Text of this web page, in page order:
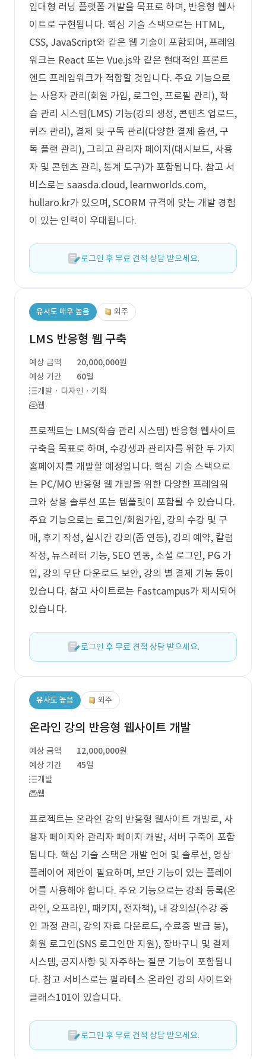
임대형 러닝 플랫폼 개발을 목표로 하며, 반응형 웹사
이트로 구현됩니다. 핵심 기술 스택으로는 HTML,
CSS, JavaScript와 같은 웹 기술이 포함되며, 프레임
워크는 React 또는 Vue.js와 같은 현대적인 프론트
엔드 프레임워크가 적합할 것입니다. 주요 기능으로
는 사용자 관리(회원 가입, 로그인, 프로필 관리), 학
습 관리 시스템(LMS) 기능(강의 생성, 콘텐츠 업로드,
퀴즈 관리), 결제 및 구독 관리(다양한 결제 옵션, 구
독 플랜 관리), 그리고 관리자 페이지(대시보드, 사용
자 및 콘텐츠 관리, 통계 도구)가 포함됩니다. 참고 서
비스로는 saasda.cloud, learnworlds.com,
hullaro.kr가 있으며, SCORM 규격에 맞는 개발 경험
이 있는 인력이 우대됩니다.
로그인 후 무료 견적 상담 받으세요.
유사도 매우 높음 외주
LMS 반응형 웹 구축
예상 금액
20,000,000원
예상 기간
60일
개발 · 디자인 · 기획
웹
프로젝트는 LMS(학습 관리 시스템) 반응형 웹사이트
구축을 목표로 하며, 수강생과 관리자를 위한 두 가지
홈페이지를 개발할 예정입니다. 핵심 기술 스택으로
는 PC/MO 반응형 웹 개발을 위한 다양한 프레임워
크와 상용 솔루션 또는 템플릿이 포함될 수 있습니다.
주요 기능으로는 로그인/회원가입, 강의 수강 및 구
매, 후기 작성, 실시간 강의(줌 연동), 강의 예약, 칼럼
작성, 뉴스레터 기능, SEO 연동, 소셜 로그인, PG 가
입, 강의 무단 다운로드 보안, 강의 별 결제 기능 등이
있습니다. 참고 사이트로는 Fastcampus가 제시되어
있습니다.
로그인 후 무료 견적 상담 받으세요.
유사도 높음 외주
온라인 강의 반응형 웹사이트 개발
예상 금액
12,000,000원
예상 기간
45일
개발
웹
프로젝트는 온라인 강의 반응형 웹사이트 개발로, 사
용자 페이지와 관리자 페이지 개발, 서버 구축이 포함
됩니다. 핵심 기술 스택은 개발 언어 및 솔루션, 영상
플레이어 제안이 필요하며, 보안 기능이 있는 플레이
어를 사용해야 합니다. 주요 기능으로는 강좌 등록(온
라인, 오프라인, 패키지, 전자책), 내 강의실(수강 중
인 과정 관리, 강의 자료 다운로드, 수료증 발급 등),
회원 로그인(SNS 로그인만 지원), 장바구니 및 결제
시스템, 공지사항 및 자주하는 질문 기능이 포함됩니
다. 참고 서비스로는 필라테스 온라인 강의 사이트와
클래스101이 있습니다.
로그인 후 무료 견적 상담 받으세요.